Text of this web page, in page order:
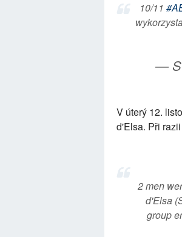
10/11
—
V úterý 12.
d'Elsa. Při
2 men
d'Elsa
group